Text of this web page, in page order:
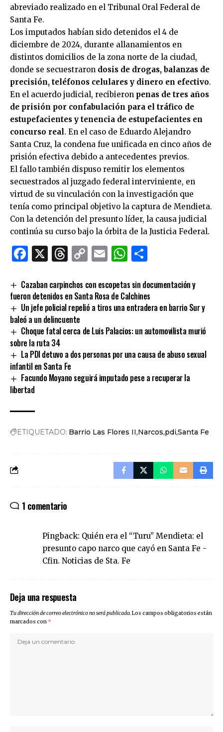
abreviado realizado en el Tribunal Oral Federal de
Santa Fe.
Los imputados habían sido detenidos el 4 de
diciembre de 2024, durante allanamientos en
distintos domicilios de la zona norte de la ciudad,
donde se secuestraron dosis de drogas, balanzas de
precisión, teléfonos celulares y dinero en efectivo.
En el acuerdo judicial, recibieron penas de tres años
de prisión por confabulación para el tráfico de
estupefacientes y tenencia de estupefacientes en
concurso real. En el caso de Eduardo Alejandro
Santa Cruz, la condena fue unificada en cinco años de
prisión efectiva debido a antecedentes previos.
El fallo también dispuso remitir los elementos
secuestrados al juzgado federal interviniente, en
virtud de su vinculación con la investigación que
tenía como principal objetivo la captura de Mendieta.
Con la detención del presunto líder, la causa judicial
continúa su curso bajo la órbita de la Justicia Federal.
Facebook
X Threads
CopyEmailWhatsApp
Cazaban carpinchos con escopetas sin documentación y
fueron detenidos en Santa Rosa de Calchines
Un jefe policial repelió a tiros una entradera en barrio Sur y
baleó a un delincuente
Choque fatal cerca de Luis Palacios: un automovilista murió
sobre la ruta 34
La PDI detuvo a dos personas por una causa de abuso sexual
infantil en Santa Fe
Facundo Moyano seguirá imputado pese a recuperar la
libertad
ETIQUETADO: Barrio Las Flores II Narcos pdiSanta Fe
1 comentario
Pingback: Quién era el “Turu” Mendieta: el
presunto capo narco que cayó en Santa Fe -
Cfin. Noticias de Sta. Fe
Deja una respuesta
Tu dirección de correo electrónico no será publicada.Los campos obligatorios están
marcados con *